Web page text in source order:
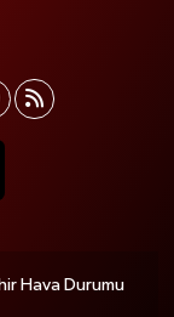
Hava Durumu